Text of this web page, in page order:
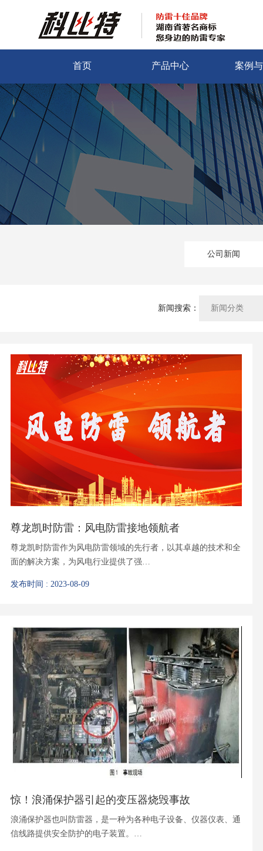
首页 产品中心 案例
公司新闻
新闻搜索： 新闻分类
尊龙凯时防雷：风电防雷接地领航者
尊龙凯时防雷作为风电防雷领域的先行者，以其卓越的技术和全
面的解决方案，为风电行业提供了强…
发布时间 : 2023-08-09
惊！浪涌保护器引起的变压器烧毁事故
浪涌保护器也叫防雷器，是一种为各种电子设备、仪器仪表、通
信线路提供安全防护的电子装置。…